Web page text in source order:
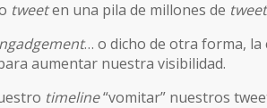
tweeten una pila de millones de
… o dicho de otra forma,
aumentar nuestra visibilidad.
timeline“vomitar” nuestros